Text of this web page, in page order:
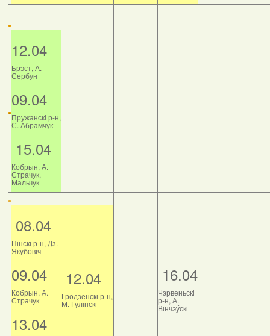
12.04
Брэст, А.
Сербун
09.04
Пружанскі р-н,
С. Абрамчук
15.04
Кобрын, А.
Страчук,
Мальчук
08.04
Пінскі р-н, Дз.
Якубовіч
09.04
Кобрын, А.
Страчук
13.04
12.04
Гродзенскі р-н,
М. Гулінскі
16.04
Чэрвеньскі
р-н, А.
Вінчэўскі